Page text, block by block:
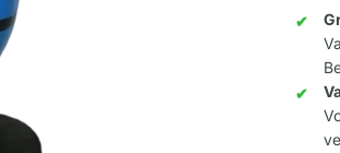
Large
aantal